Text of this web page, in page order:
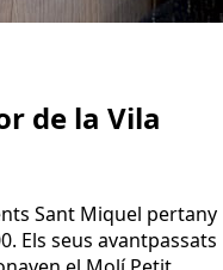
de la Vila
Sant Miquel pertany
Els seus avantpassats